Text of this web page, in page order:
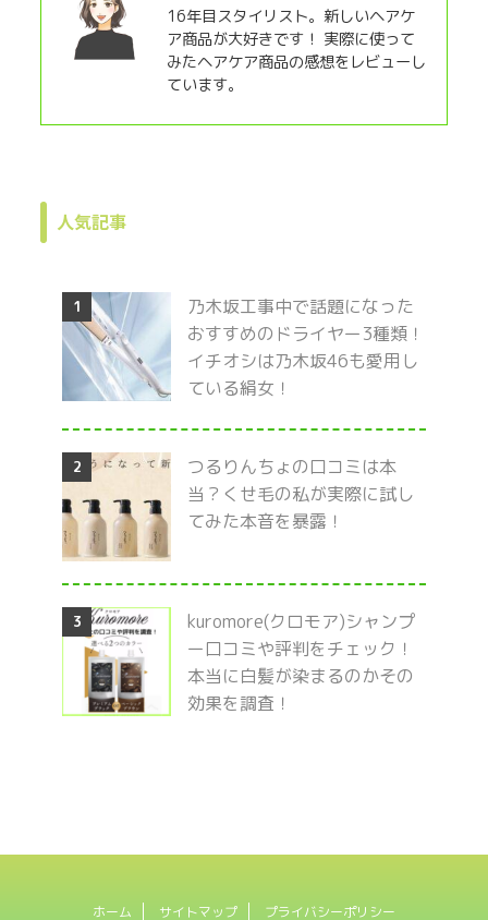
16年目スタイリスト。新しいヘアケ
ア商品が大好きです！ 実際に使って
みたヘアケア商品の感想をレビューし
ています。
人気記事
1
乃木坂工事中で話題になった
おすすめのドライヤー3種類！
イチオシは乃木坂46も愛用し
ている絹女！
2
つるりんちょの口コミは本
当？くせ毛の私が実際に試し
てみた本音を暴露！
3
kuromore(クロモア)シャンプ
ー口コミや評判をチェック！
本当に白髪が染まるのかその
効果を調査！
ホーム サイトマップ プライバシーポリシー